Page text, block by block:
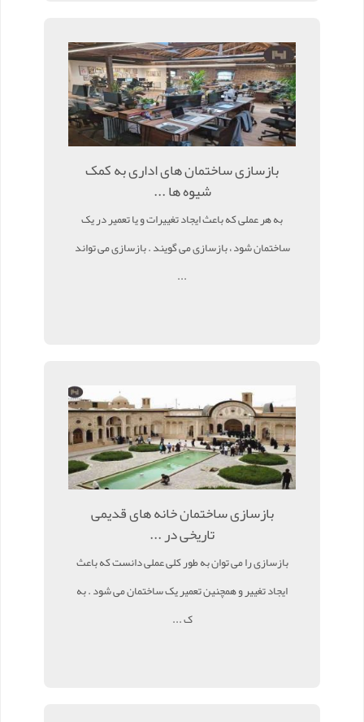
بازسازی ساختمان های اداری به کمک
شیوه ها ...
به هر عملی که باعث ایجاد تغییرات و یا تعمیر در یک
ساختمان شود ، بازسازی می گویند . بازسازی می تواند
...
بازسازی ساختمان خانه های قدیمی
تاریخی در ...
بازسازی را می توان به طور کلی عملی دانست که باعث
ایجاد تغییر و همچنین تعمیر یک ساختمان می شود . به
ک ...